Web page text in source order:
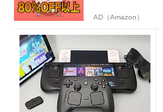
AD（Amazon）